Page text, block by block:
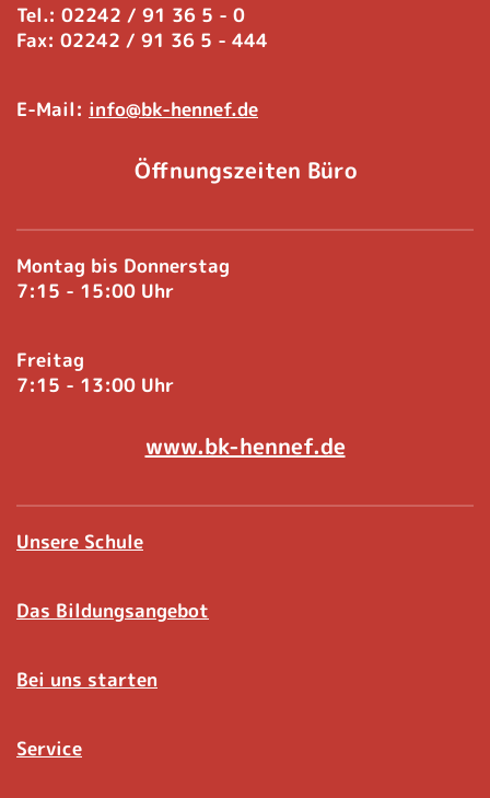
Tel.: 02242 / 91 36 5 - 0
Fax: 02242 / 91 36 5 - 444
E-Mail: info@bk-hennef.de
Öffnungszeiten Büro
Montag bis Donnerstag
7:15 - 15:00 Uhr
Freitag
7:15 - 13:00 Uhr
www.bk-hennef.de
Unsere Schule
Das Bildungsangebot
Bei uns starten
Service